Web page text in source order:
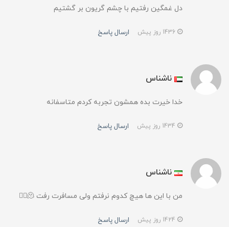
دل غمگین رفتیم با چشم گریون بر گشتیم
ارسال پاسخ
ناشناس
خدا خیرت بده همشون تجربه کردم متاسفانه
ارسال پاسخ
ناشناس
من با این ها هیچ کدوم نرفتم ولی مسافرت رفت 🫠😶‍🌫️
ارسال پاسخ